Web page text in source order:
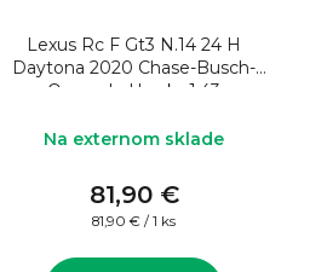
Lexus Rc F Gt3 N.14 24 H
Daytona 2020 Chase-Busch-
Quesada-Hawks.1:43
Na externom sklade
81,90 €
Jednotková
81,90 € / 1 ks